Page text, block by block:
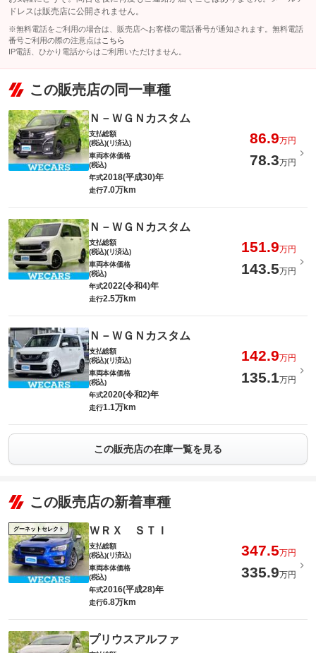
ドレスは販売店に公開されません。
※無料電話をご利用の場合は、販売店へお客様の電話番号が通知されます。無料電話
番号ご利用の際の注意点は こちら
IP電話、ひかり電話からはご利用いただけません。
この販売店の同一車種
Ｎ－ＷＧＮカスタム
支払総額
(税込)(リ済込)
86.9万円
車両本体価格
(税込)
78.3万円
年式2018(平成30)年
走行7.0万km
Ｎ－ＷＧＮカスタム
支払総額
(税込)(リ済込)
151.9万円
車両本体価格
(税込)
143.5万円
年式2022(令和4)年
走行2.5万km
Ｎ－ＷＧＮカスタム
支払総額
(税込)(リ済込)
142.9万円
車両本体価格
(税込)
135.1万円
年式2020(令和2)年
走行1.1万km
この販売店の在庫一覧を見る
この販売店の新着車種
グーネットセレクト ＷＲＸ ＳＴＩ
支払総額
(税込)(リ済込)
347.5万円
車両本体価格
(税込)
335.9万円
年式2016(平成28)年
走行6.8万km
プリウスアルファ